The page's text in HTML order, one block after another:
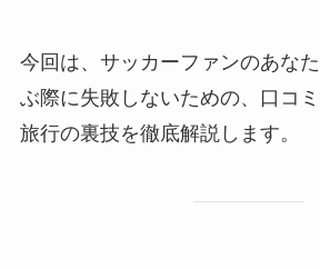
今回は、サッカーファンのあな
ぶ際に失敗しないための、口コ
旅行の裏技を徹底解説します。